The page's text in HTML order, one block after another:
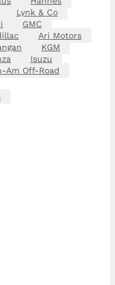
Lynk & Co
GMC
Ari Motors
KGM
Isuzu
Am Off-Road